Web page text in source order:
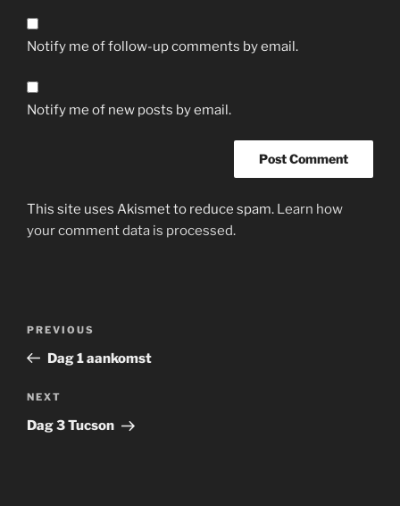
Notify me of follow-up comments by email.
Notify me of new posts by email.
This site uses Akismet to reduce spam. Learn how
your comment data is processed.
Previous
Post
PREVIOUS
Dag 1 aankomst
Next
Post
NEXT
Dag 3 Tucson